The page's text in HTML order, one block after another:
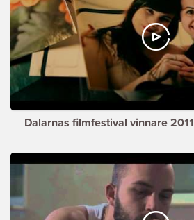
Dalarnas filmfestival vinnare 2011